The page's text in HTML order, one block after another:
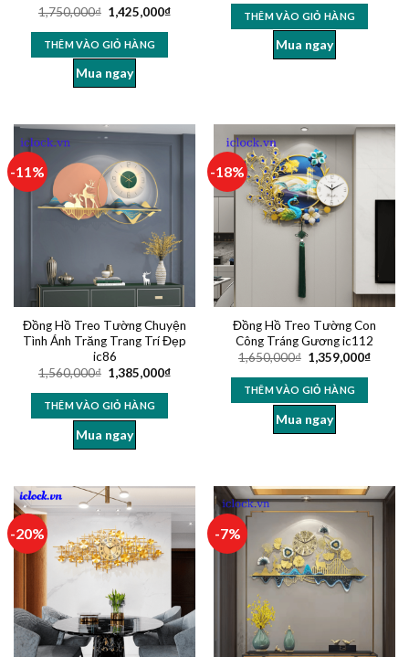
Được xếp
5 sao
1,750,000₫ 1,425,000₫
THÊM VÀO GIỎ HÀNG
Mua ngay
THÊM VÀO GIỎ HÀNG
Mua ngay
-11%
Đồng Hồ Treo Tường Chuyện
Tình Ánh Trăng Trang Trí Đẹp
ic86
1,560,000₫ 1,385,000₫
THÊM VÀO GIỎ HÀNG
Mua ngay
-18%
Đồng Hồ Treo Tường Con
Công Tráng Gương ic112
1,650,000₫ 1,359,000₫
THÊM VÀO GIỎ HÀNG
Mua ngay
-20% -7%